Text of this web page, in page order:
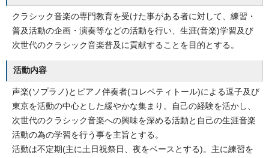
クラシック音楽の専門教育を受けた事がある者に対して、練習・
普及活動の企画・演奏等などの活動を行い、生涯(音楽)学習及び
次世代のクラシック音楽普及に貢献することを目的とする。
活動内容
声楽(ソプラノ)とピアノ伴奏者(コレペティトール)による逗子及び
東京を活動の中心とした緩やかな集まり。自己の経験を活かし、
次世代のクラシック音楽への興味を深める活動と自己の生涯音楽
活動の為の学習を行う事を主旨とする。
活動は不定期(主に土日祝祭日、夜をベースとする)。主に練習を